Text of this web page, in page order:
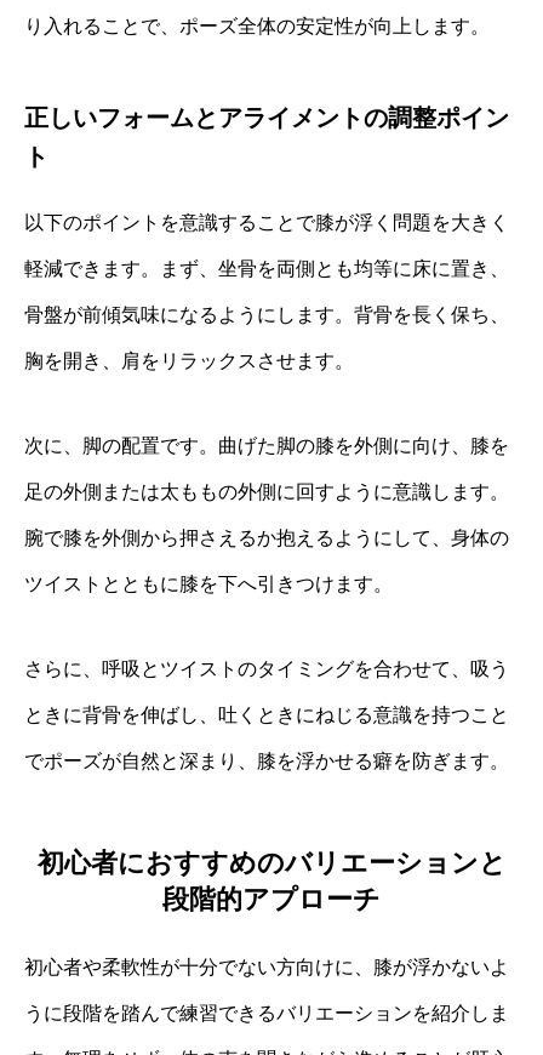
り入れることで、ポーズ全体の安定性が向上します。
正しいフォームとアライメントの調整ポイン
ト
以下のポイントを意識することで膝が浮く問題を大きく
軽減できます。まず、坐骨を両側とも均等に床に置き、
骨盤が前傾気味になるようにします。背骨を長く保ち、
胸を開き、肩をリラックスさせます。
次に、脚の配置です。曲げた脚の膝を外側に向け、膝を
足の外側または太ももの外側に回すように意識します。
腕で膝を外側から押さえるか抱えるようにして、身体の
ツイストとともに膝を下へ引きつけます。
さらに、呼吸とツイストのタイミングを合わせて、吸う
ときに背骨を伸ばし、吐くときにねじる意識を持つこと
でポーズが自然と深まり、膝を浮かせる癖を防ぎます。
初心者におすすめのバリエーションと
段階的アプローチ
初心者や柔軟性が十分でない方向けに、膝が浮かないよ
うに段階を踏んで練習できるバリエーションを紹介しま